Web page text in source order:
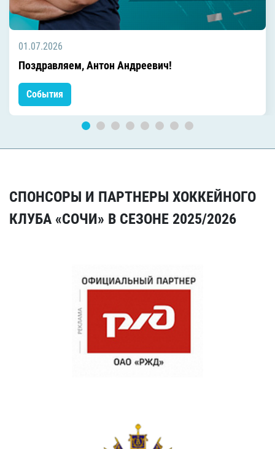
01.07.2026
Поздравляем, Антон Андреевич!
События
СПОНСОРЫ И ПАРТНЕРЫ ХОККЕЙНОГО
КЛУБА «СОЧИ» В СЕЗОНЕ 2025/2026